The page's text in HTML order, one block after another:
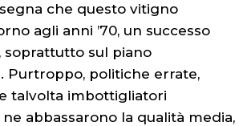
che questo vitigno
agli anni ’70, un successo
soprattutto sul piano
Purtroppo, politiche errate,
talvolta imbottigliatori
abbassarono la qualità media,